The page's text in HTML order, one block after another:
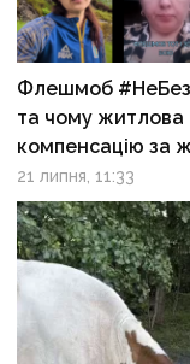
Флешмоб
та чому житлова
компенсацію за
21 липня, 11:33